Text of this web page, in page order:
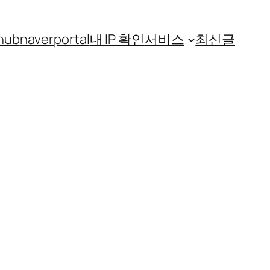
naverportal내 IP 확인서비스 최신글